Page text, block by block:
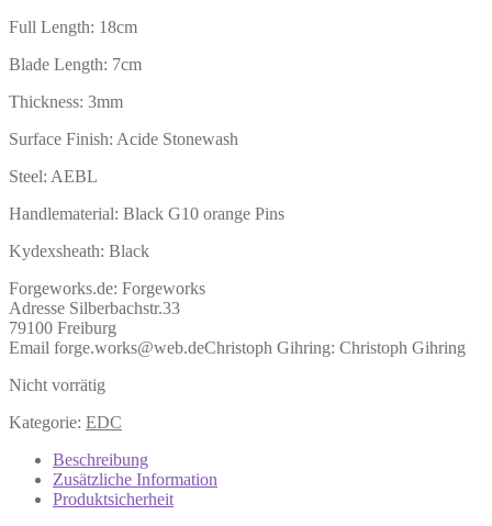
Full Length: 18cm
Blade Length: 7cm
Thickness: 3mm
Surface Finish: Acide Stonewash
Steel: AEBL
Handlematerial: Black G10 orange Pins
Kydexsheath: Black
Forgeworks.de: Forgeworks
Adresse Silberbachstr.33
79100 Freiburg
Email forge.works@web.deChristoph Gihring: Christoph Gihring
Nicht vorrätig
Kategorie: EDC
Beschreibung
Zusätzliche Information
Produktsicherheit